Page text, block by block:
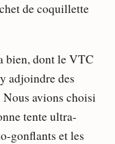
de coquillette
bien, dont le VTC
adjoindre des
Nous avions choisi
tente ultra-
gonflants et les